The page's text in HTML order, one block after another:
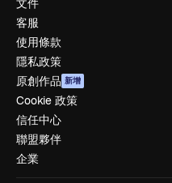
文件
客服
使用條款
隱私政策
原創作品 新增
Cookie 政策
信任中心
聯盟夥伴
企業